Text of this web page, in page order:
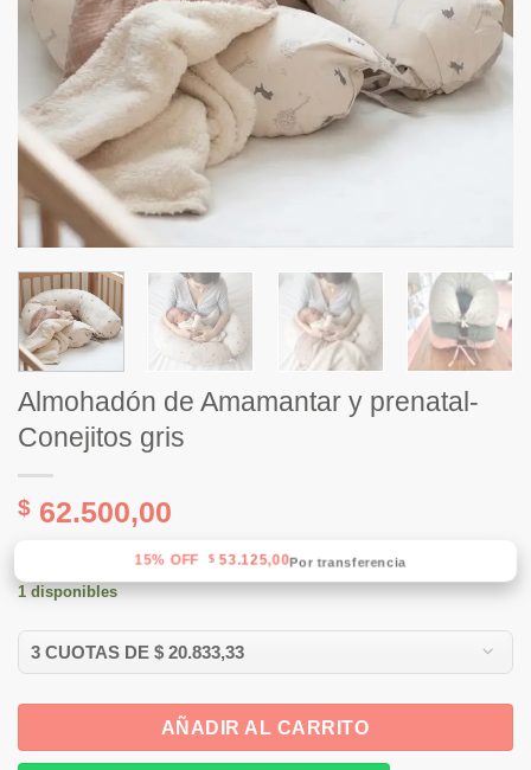
Almohadón de Amamantar y prenatal-
Conejitos gris
$ 62.500,00
15% OFF $53.125,00Por transferencia
1 disponibles
AÑADIR AL CARRITO